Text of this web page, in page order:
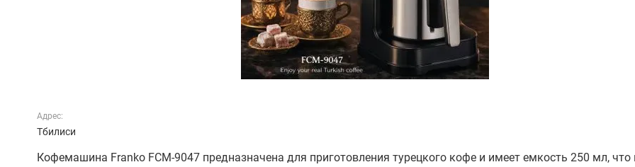
Адрес:
Тбилиси
Кофемашина Franko FCM-9047 предназначена для приготовления турецкого кофе и имеет емкость 250 мл, что